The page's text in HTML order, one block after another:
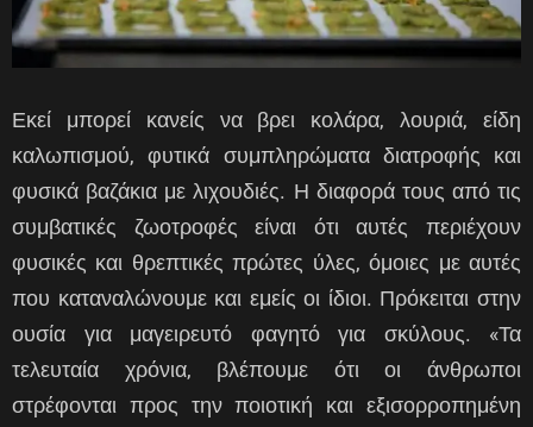
Εκεί μπορεί κανείς να βρει κολάρα, λουριά, είδη
καλωπισμού, φυτικά συμπληρώματα διατροφής και
φυσικά βαζάκια με λιχουδιές. Η διαφορά τους από τις
συμβατικές ζωοτροφές είναι ότι αυτές περιέχουν
φυσικές και θρεπτικές πρώτες ύλες, όμοιες με αυτές
που καταναλώνουμε και εμείς οι ίδιοι. Πρόκειται στην
ουσία για μαγειρευτό φαγητό για σκύλους. «Τα
τελευταία χρόνια, βλέπουμε ότι οι άνθρωποι
στρέφονται προς την ποιοτική και εξισορροπημένη